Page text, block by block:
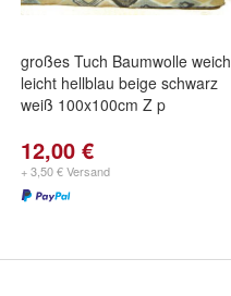
großes Tuch Baumwolle weich
leicht hellblau beige schwarz
weiß 100x100cm Z p
12,00 €
+ 3,50 € Versand